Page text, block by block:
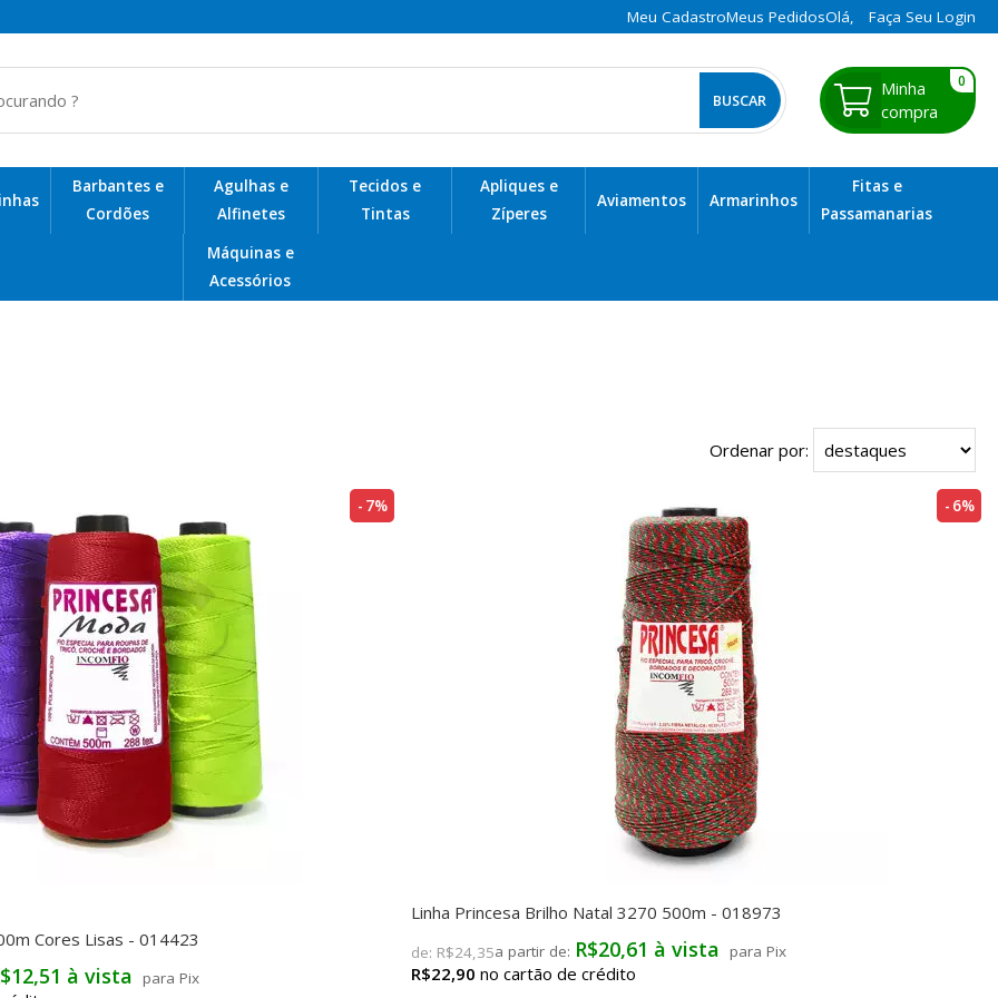
Meu CadastroMeus PedidosOlá, Faça Seu Login
Barbantes e
Cordões
Agulhas e
Alfinetes
Tecidos e
Tintas
Apliques e
Zíperes
Aviamentos Armarinhos
Fitas e
Passamanarias
Máquinas e
Acessórios
0
Ordenar por:
Cores Lisas - 014423
à vista para Pix
7%
Linha Princesa Brilho Natal 3270 500m - 018973
de: R$24,35
R$22,90
R$20,61 à vista para Pix
6%